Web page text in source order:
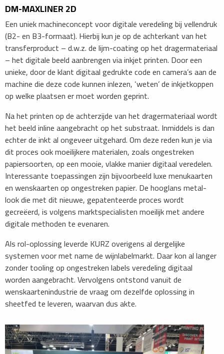
DM-MAXLINER 2D
Een uniek machineconcept voor digitale veredeling bij vellendruk
(B2- en B3-formaat). Hierbij kun je op de achterkant van het
transferproduct – d.w.z. de lijm-coating op het dragermateriaal
– het digitale beeld aanbrengen via inkjet printen. Door een
unieke, door de klant digitaal gedrukte code en camera’s aan de
machine die deze code kunnen inlezen, ‘weten’ de inkjetkoppen
op welke plaatsen er moet worden geprint.
Na het printen op de achterzijde van het dragermateriaal wordt
het beeld inline aangebracht op het substraat. Inmiddels is dan
echter de inkt al ongeveer uitgehard. Om deze reden kun je via
dit proces ook moeilijkere materialen, zoals ongestreken
papiersoorten, op een mooie, vlakke manier digitaal veredelen.
Interessante toepassingen zijn bijvoorbeeld luxe menukaarten
en wenskaarten op ongestreken papier. De hooglans metal-
look die met dit nieuwe, gepatenteerde proces wordt
gecreëerd, is volgens marktspecialisten moeilijk met andere
digitale methoden te evenaren.
Als rol-oplossing leverde KURZ overigens al dergelijke
systemen voor met name de wijnlabelmarkt. Daar kon al langer
zonder tooling op ongestreken labels veredeling digitaal
worden aangebracht. Vervolgens ontstond vanuit de
wenskaartenindustrie de vraag om dezelfde oplossing in
sheetfed te leveren, waarvan dus akte.